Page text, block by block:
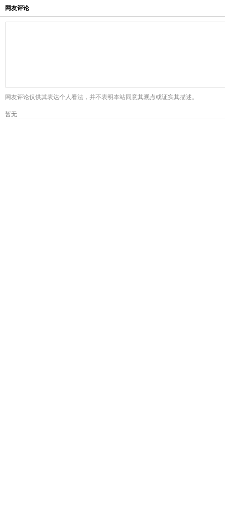
网友评论
网友评论仅供其表达个人看法，并不表明本站同意其观点或证实其描述。
暂无